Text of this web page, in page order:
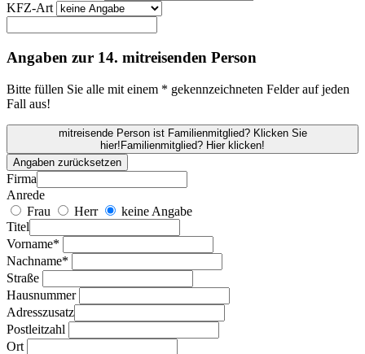
KFZ-Art
Angaben zur 14. mitreisenden Person
Bitte füllen Sie alle mit einem * gekennzeichneten Felder auf jeden
Fall aus!
mitreisende Person ist Familienmitglied? Klicken Sie
hier! Familienmitglied? Hier klicken!
Angaben zurücksetzen
Firma
Anrede
Frau
Herr
keine Angabe
Titel
Vorname*
Nachname*
Straße
Hausnummer
Adresszusatz
Postleitzahl
Ort